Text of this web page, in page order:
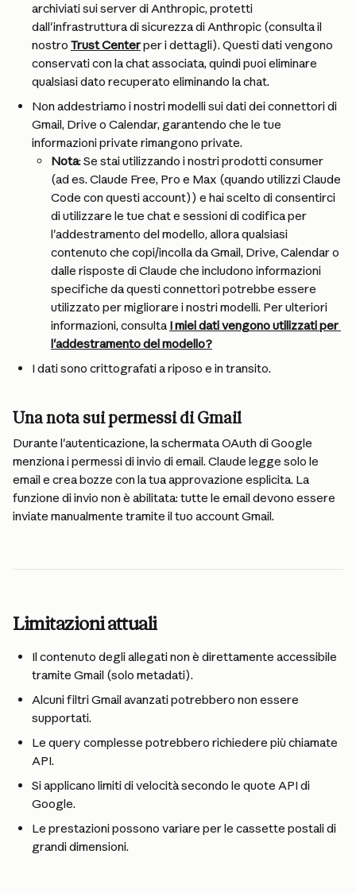
archiviati sui server di Anthropic, protetti
dall'infrastruttura di sicurezza di Anthropic (consulta il
nostro Trust Center per i dettagli). Questi dati vengono
conservati con la chat associata, quindi puoi eliminare
qualsiasi dato recuperato eliminando la chat.
Non addestriamo i nostri modelli sui dati dei connettori di
Gmail, Drive o Calendar, garantendo che le tue
informazioni private rimangono private.
Nota: Se stai utilizzando i nostri prodotti consumer
(ad es. Claude Free, Pro e Max (quando utilizzi Claude
Code con questi account)) e hai scelto di consentirci
di utilizzare le tue chat e sessioni di codifica per
l'addestramento del modello, allora qualsiasi
contenuto che copi/incolla da Gmail, Drive, Calendar o
dalle risposte di Claude che includono informazioni
specifiche da questi connettori potrebbe essere
utilizzato per migliorare i nostri modelli. Per ulteriori
informazioni, consulta I miei dati vengono utilizzati per
l'addestramento del modello?
I dati sono crittografati a riposo e in transito.
Una nota sui permessi di Gmail
Durante l'autenticazione, la schermata OAuth di Google
menziona i permessi di invio di email. Claude legge solo le
email e crea bozze con la tua approvazione esplicita. La
funzione di invio non è abilitata: tutte le email devono essere
inviate manualmente tramite il tuo account Gmail.
Limitazioni attuali
Il contenuto degli allegati non è direttamente accessibile
tramite Gmail (solo metadati).
Alcuni filtri Gmail avanzati potrebbero non essere
supportati.
Le query complesse potrebbero richiedere più chiamate
API.
Si applicano limiti di velocità secondo le quote API di
Google.
Le prestazioni possono variare per le cassette postali di
grandi dimensioni.